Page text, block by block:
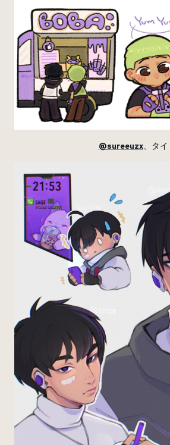
@sureeuzx、タイ